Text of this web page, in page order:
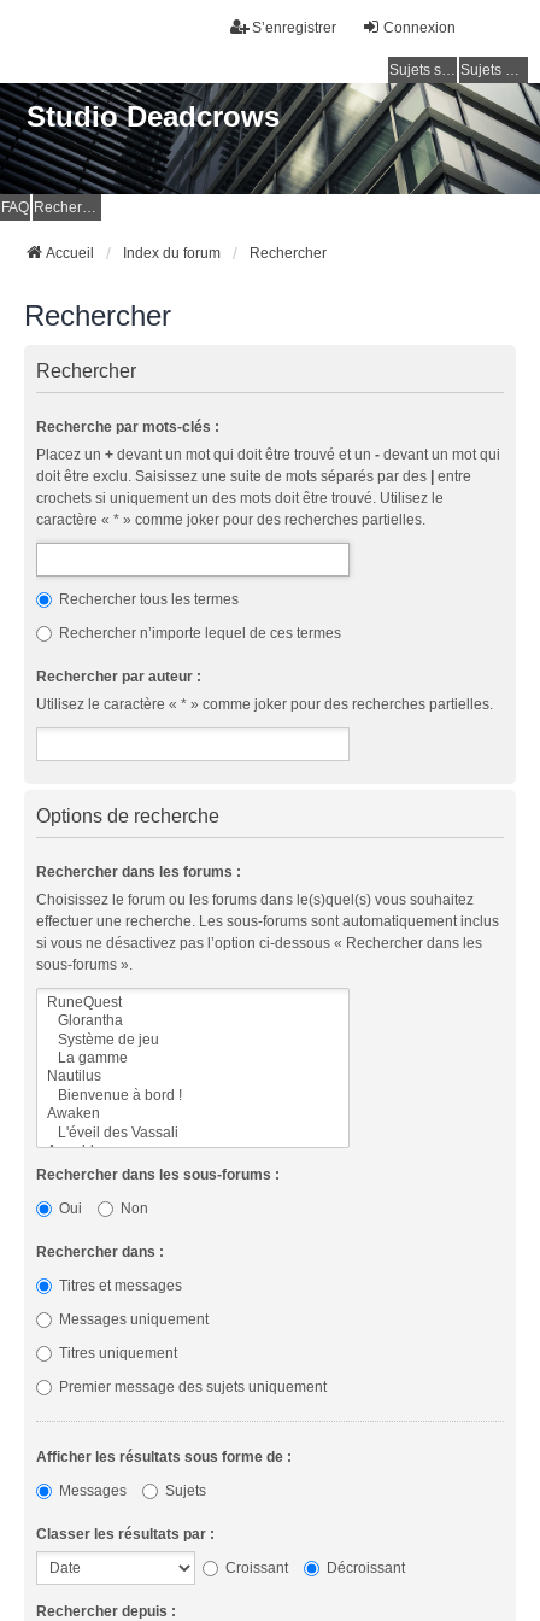
Connexion
S’enregistrer
Sujets sans réponse Sujets actifs
Studio Deadcrows
FAQ Rechercher
Accueil Index du forum Rechercher
Rechercher
Rechercher
Recherche par mots-clés :
Placez un + devant un mot qui doit être trouvé et un - devant un mot qui
doit être exclu. Saisissez une suite de mots séparés par des | entre
crochets si uniquement un des mots doit être trouvé. Utilisez le
caractère « * » comme joker pour des recherches partielles.
Rechercher tous les termes
Rechercher n’importe lequel de ces termes
Rechercher par auteur :
Utilisez le caractère « * » comme joker pour des recherches partielles.
Options de recherche
Rechercher dans les forums :
Choisissez le forum ou les forums dans le(s)quel(s) vous souhaitez
effectuer une recherche. Les sous-forums sont automatiquement inclus
si vous ne désactivez pas l’option ci-dessous « Rechercher dans les
sous-forums ».
Rechercher dans les sous-forums :
Oui
Non
Rechercher dans :
Titres et messages
Messages uniquement
Titres uniquement
Premier message des sujets uniquement
Afficher les résultats sous forme de :
Messages
Sujets
Classer les résultats par :
Croissant
Décroissant
Rechercher depuis :